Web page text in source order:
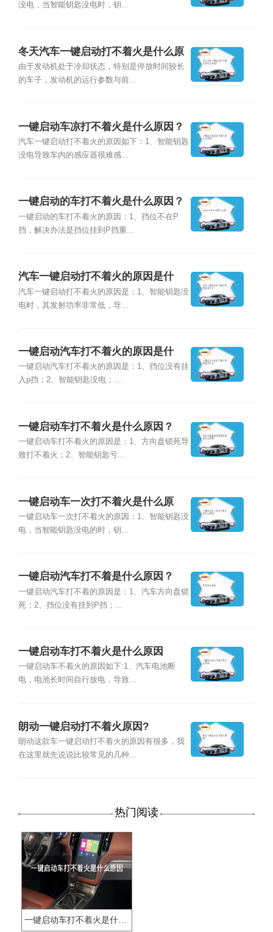
没电，当智能钥匙没电时，钥...
冬天汽车一键启动打不着火是什么原
因？
由于发动机处于冷却状态，特别是停放时间较长
的车子，发动机的运行参数与前...
一键启动车凉打不着火是什么原因？
汽车一键启动打不着火的原因如下：1、智能钥匙
没电导致车内的感应器很难感...
一键启动的车打不着火是什么原因？
一键启动的车打不着火的原因：1、挡位不在P
挡，解决办法是挡位挂到P挡重...
汽车一键启动打不着火的原因是什
么？
汽车一键启动打不着火的原因是：1、智能钥匙没
电时，其发射功率非常低，导...
一键启动汽车打不着火的原因是什
么？
一键启动汽车打不着火的原因是：1、挡位没有挂
入p挡；2、智能钥匙没电；...
一键启动车打不着火是什么原因？
一键启动车打不着火的原因是：1、方向盘锁死导
致打不着火；2、智能钥匙亏...
一键启动车一次打不着火是什么原
因？
一键启动车一次打不着火的原因：1、智能钥匙没
电，当智能钥匙没电的时，钥...
一键启动汽车打不着是什么原因？
一键启动汽车打不着的原因是：1、汽车方向盘锁
死；2、挡位没有挂到P挡；...
一键启动车打不着火是什么原因
一键启动车不着火的原因如下:1、汽车电池断
电，电池长时间自行放电，导致...
朗动一键启动打不着火原因?
朗动这款车一键启动打不着火的原因有很多，我
在这里就先说说比较常见的几种...
热门阅读